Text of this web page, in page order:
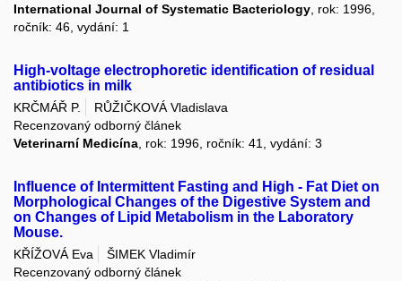
International Journal of Systematic Bacteriology , rok: 1996,
ročník: 46, vydání: 1
High-voltage electrophoretic identification of residual
antibiotics in milk
KRČMÁŘ P.
RŮŽIČKOVÁ Vladislava
Recenzovaný odborný článek
Veterinarní Medicína , rok: 1996, ročník: 41, vydání: 3
Influence of Intermittent Fasting and High - Fat Diet on
Morphological Changes of the Digestive System and
on Changes of Lipid Metabolism in the Laboratory
Mouse.
KŘÍŽOVÁ Eva
ŠIMEK Vladimír
Recenzovaný odborný článek